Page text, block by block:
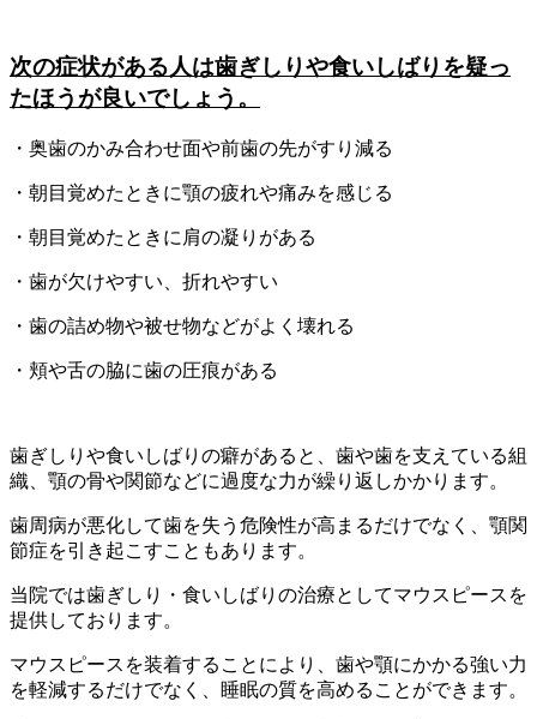
次の症状がある人は歯ぎしりや食いしばりを疑っ
たほうが良いでしょう。
・奥歯のかみ合わせ面や前歯の先がすり減る
・朝目覚めたときに顎の疲れや痛みを感じる
・朝目覚めたときに肩の凝りがある
・歯が欠けやすい、折れやすい
・歯の詰め物や被せ物などがよく壊れる
・頬や舌の脇に歯の圧痕がある
歯ぎしりや食いしばりの癖があると、歯や歯を支えている組
織、顎の骨や関節などに過度な力が繰り返しかかります。
歯周病が悪化して歯を失う危険性が高まるだけでなく、顎関
節症を引き起こすこともあります。
当院では歯ぎしり・食いしばりの治療としてマウスピースを
提供しております。
マウスピースを装着することにより、歯や顎にかかる強い力
を軽減するだけでなく、睡眠の質を高めることができます。